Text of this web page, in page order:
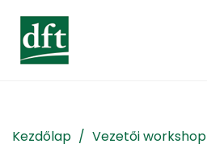
Kezdőlap
Vezetői workshop